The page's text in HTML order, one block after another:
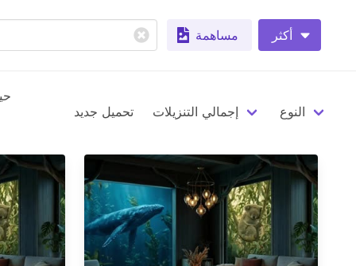
مساهمة أكثر
تحميل جديد
إجمالي التنزيلات النوع